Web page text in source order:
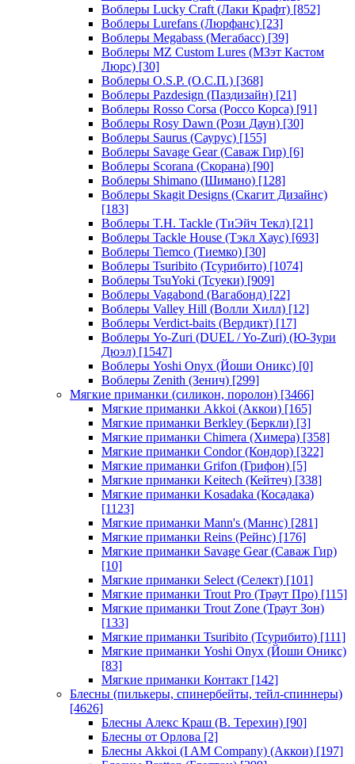
Воблеры Lucky Craft (Лаки Крафт) [852]
Воблеры Lurefans (Люрфанс) [23]
Воблеры Megabass (Мегабасс) [39]
Воблеры MZ Custom Lures (МЗэт Кастом
Люрс) [30]
Воблеры O.S.P. (О.С.П.) [368]
Воблеры Pazdesign (Паздизайн) [21]
Воблеры Rosso Corsa (Россо Корса) [91]
Воблеры Rosy Dawn (Рози Даун) [30]
Воблеры Saurus (Саурус) [155]
Воблеры Savage Gear (Саваж Гир) [6]
Воблеры Scorana (Скорана) [90]
Воблеры Shimano (Шимано) [128]
Воблеры Skagit Designs (Скагит Дизайнс)
[183]
Воблеры T.H. Tackle (ТиЭйч Текл) [21]
Воблеры Tackle House (Тэкл Хаус) [693]
Воблеры Tiemco (Тиемко) [30]
Воблеры Tsuribito (Тсурибито) [1074]
Воблеры TsuYoki (Тсуеки) [909]
Воблеры Vagabond (Вагабонд) [22]
Воблеры Valley Hill (Волли Хилл) [12]
Воблеры Verdict-baits (Вердикт) [17]
Воблеры Yo-Zuri (DUEL / Yo-Zuri) (Ю-Зури
Дюэл) [1547]
Воблеры Yoshi Onyx (Йоши Оникс) [0]
Воблеры Zenith (Зенич) [299]
Мягкие приманки (силикон, поролон) [3466]
Мягкие приманки Akkoi (Аккои) [165]
Мягкие приманки Berkley (Беркли) [3]
Мягкие приманки Chimera (Химера) [358]
Мягкие приманки Condor (Кондор) [322]
Мягкие приманки Grifon (Грифон) [5]
Мягкие приманки Keitech (Кейтеч) [338]
Мягкие приманки Kosadaka (Косадака)
[1123]
Мягкие приманки Mann's (Маннс) [281]
Мягкие приманки Reins (Рейнс) [176]
Мягкие приманки Savage Gear (Саваж Гир)
[10]
Мягкие приманки Select (Селект) [101]
Мягкие приманки Trout Pro (Траут Про) [115]
Мягкие приманки Trout Zone (Траут Зон)
[133]
Мягкие приманки Tsuribito (Тсурибито) [111]
Мягкие приманки Yoshi Onyx (Йоши Оникс)
[83]
Мягкие приманки Контакт [142]
Блесны (пилькеры, спинербейты, тейл-спиннеры)
[4626]
Блесны Алекс Краш (В. Терехин) [90]
Блесны от Орлова [2]
Блесны Akkoi (I AM Company) (Аккои) [197]